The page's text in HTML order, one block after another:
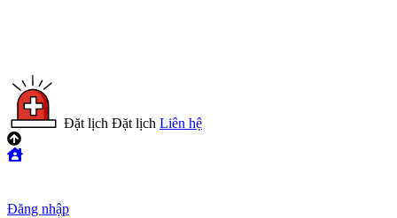
Đặt lịch Đặt lịch Liên hệ
Đăng nhập